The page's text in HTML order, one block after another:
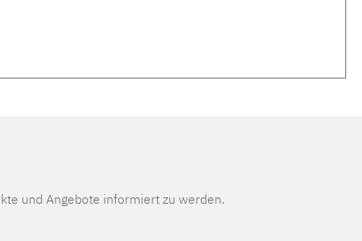
und Angebote informiert zu werden.